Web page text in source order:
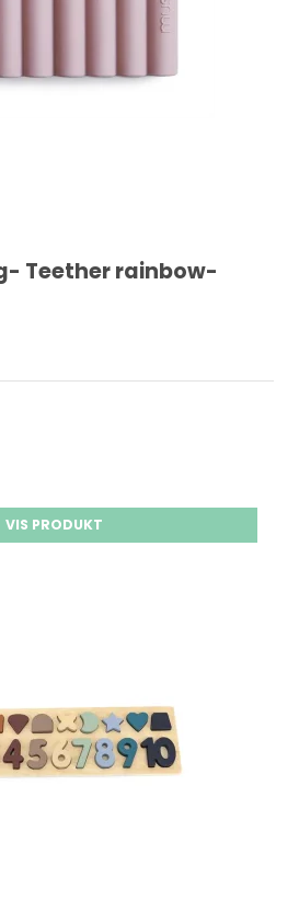
Teether rainbow-
VIS PRODUKT